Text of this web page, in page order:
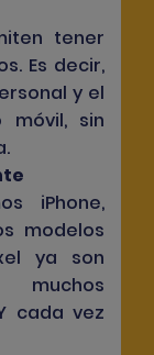
tener
Es decir,
y el
sin
iPhone,
modelos
ya son
muchos
cada vez